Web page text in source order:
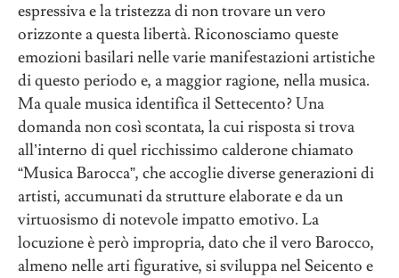
espressiva e la tristezza di non trovare un vero
orizzonte a questa libertà. Riconosciamo queste
emozioni basilari nelle varie manifestazioni artistiche
di questo periodo e, a maggior ragione, nella musica.
Ma quale musica identifica il Settecento? Una
domanda non così scontata, la cui risposta si trova
all’interno di quel ricchissimo calderone chiamato
“Musica Barocca”, che accoglie diverse generazioni di
artisti, accumunati da strutture elaborate e da un
virtuosismo di notevole impatto emotivo. La
locuzione è però impropria, dato che il vero Barocco,
almeno nelle arti figurative, si sviluppa nel Seicento e